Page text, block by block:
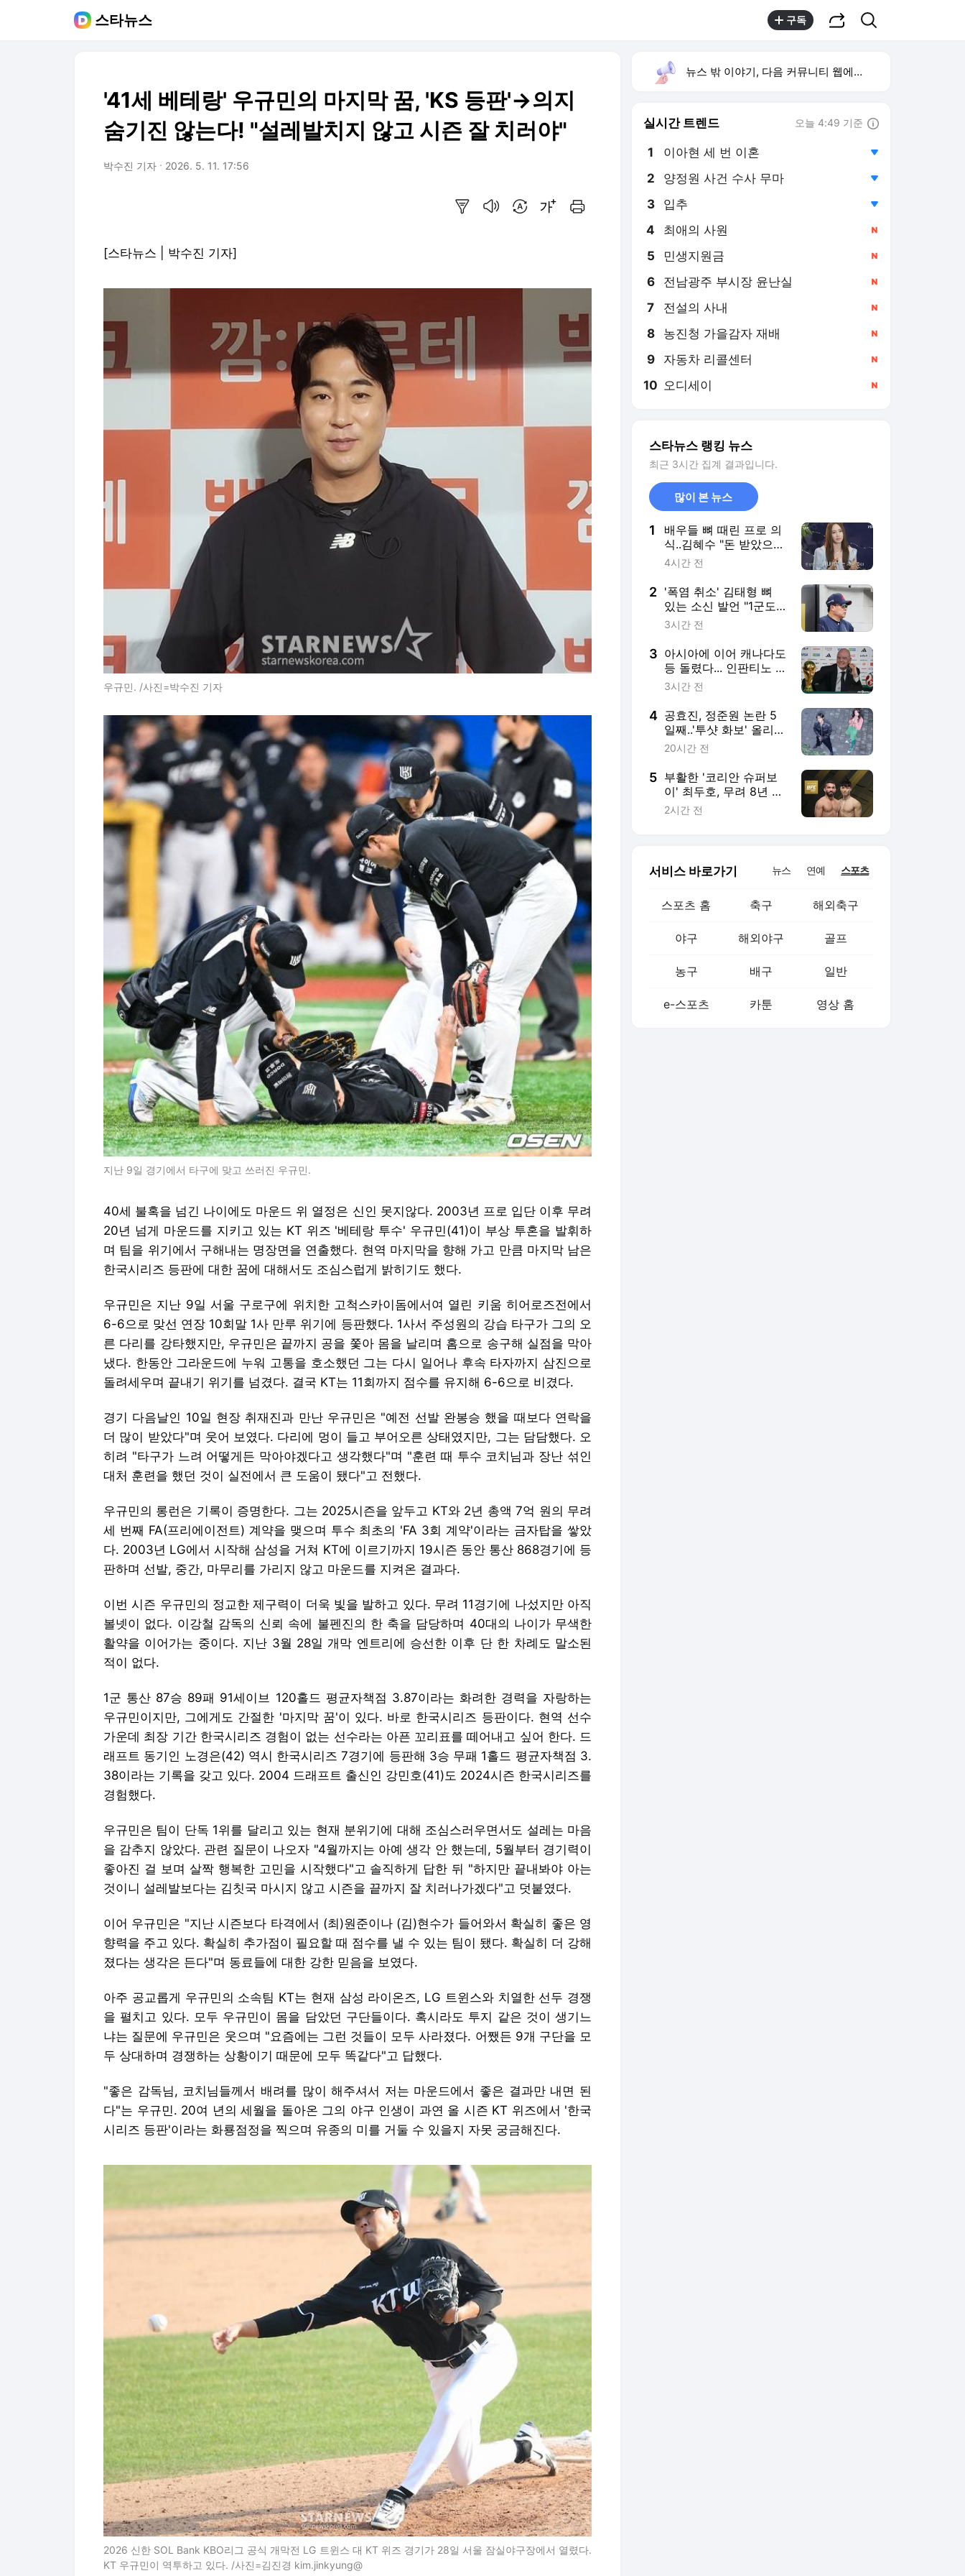
스타뉴스 구독
'41세 베테랑' 우규민의 마지막 꿈, 'KS 등판'→의지
숨기진 않는다! "설레발치지 않고 시즌 잘 치러야"
박수진 기자 2026. 5. 11. 17:56
[스타뉴스 | 박수진 기자]
우규민. /사진=박수진 기자
지난 9일 경기에서 타구에 맞고 쓰러진 우규민.
40세 불혹을 넘긴 나이에도 마운드 위 열정은 신인 못지않다. 2003년 프로 입단 이후 무려
20년 넘게 마운드를 지키고 있는 KT 위즈 '베테랑 투수' 우규민(41)이 부상 투혼을 발휘하
며 팀을 위기에서 구해내는 명장면을 연출했다. 현역 마지막을 향해 가고 만큼 마지막 남은
한국시리즈 등판에 대한 꿈에 대해서도 조심스럽게 밝히기도 했다.
우규민은 지난 9일 서울 구로구에 위치한 고척스카이돔에서여 열린 키움 히어로즈전에서
6-6으로 맞선 연장 10회말 1사 만루 위기에 등판했다. 1사서 주성원의 강습 타구가 그의 오
른 다리를 강타했지만, 우규민은 끝까지 공을 쫓아 몸을 날리며 홈으로 송구해 실점을 막아
냈다. 한동안 그라운드에 누워 고통을 호소했던 그는 다시 일어나 후속 타자까지 삼진으로
돌려세우며 끝내기 위기를 넘겼다. 결국 KT는 11회까지 점수를 유지해 6-6으로 비겼다.
경기 다음날인 10일 현장 취재진과 만난 우규민은 "예전 선발 완봉승 했을 때보다 연락을
더 많이 받았다"며 웃어 보였다. 다리에 멍이 들고 부어오른 상태였지만, 그는 담담했다. 오
히려 "타구가 느려 어떻게든 막아야겠다고 생각했다"며 "훈련 때 투수 코치님과 장난 섞인
대처 훈련을 했던 것이 실전에서 큰 도움이 됐다"고 전했다.
우규민의 롱런은 기록이 증명한다. 그는 2025시즌을 앞두고 KT와 2년 총액 7억 원의 무려
세 번째 FA(프리에이전트) 계약을 맺으며 투수 최초의 'FA 3회 계약'이라는 금자탑을 쌓았
다. 2003년 LG에서 시작해 삼성을 거쳐 KT에 이르기까지 19시즌 동안 통산 868경기에 등
판하며 선발, 중간, 마무리를 가리지 않고 마운드를 지켜온 결과다.
이번 시즌 우규민의 정교한 제구력이 더욱 빛을 발하고 있다. 무려 11경기에 나섰지만 아직
볼넷이 없다. 이강철 감독의 신뢰 속에 불펜진의 한 축을 담당하며 40대의 나이가 무색한
활약을 이어가는 중이다. 지난 3월 28일 개막 엔트리에 승선한 이후 단 한 차례도 말소된
적이 없다.
1군 통산 87승 89패 91세이브 120홀드 평균자책점 3.87이라는 화려한 경력을 자랑하는
우규민이지만, 그에게도 간절한 '마지막 꿈'이 있다. 바로 한국시리즈 등판이다. 현역 선수
가운데 최장 기간 한국시리즈 경험이 없는 선수라는 아픈 꼬리표를 떼어내고 싶어 한다. 드
래프트 동기인 노경은(42) 역시 한국시리즈 7경기에 등판해 3승 무패 1홀드 평균자책점 3.
38이라는 기록을 갖고 있다. 2004 드래프트 출신인 강민호(41)도 2024시즌 한국시리즈를
경험했다.
우규민은 팀이 단독 1위를 달리고 있는 현재 분위기에 대해 조심스러우면서도 설레는 마음
을 감추지 않았다. 관련 질문이 나오자 "4월까지는 아예 생각 안 했는데, 5월부터 경기력이
좋아진 걸 보며 살짝 행복한 고민을 시작했다"고 솔직하게 답한 뒤 "하지만 끝내봐야 아는
것이니 설레발보다는 김칫국 마시지 않고 시즌을 끝까지 잘 치러나가겠다"고 덧붙였다.
이어 우규민은 "지난 시즌보다 타격에서 (최)원준이나 (김)현수가 들어와서 확실히 좋은 영
향력을 주고 있다. 확실히 추가점이 필요할 때 점수를 낼 수 있는 팀이 됐다. 확실히 더 강해
졌다는 생각은 든다"며 동료들에 대한 강한 믿음을 보였다.
아주 공교롭게 우규민의 소속팀 KT는 현재 삼성 라이온즈, LG 트윈스와 치열한 선두 경쟁
을 펼치고 있다. 모두 우규민이 몸을 담았던 구단들이다. 혹시라도 투지 같은 것이 생기느
냐는 질문에 우규민은 웃으며 "요즘에는 그런 것들이 모두 사라졌다. 어쨌든 9개 구단을 모
두 상대하며 경쟁하는 상황이기 때문에 모두 똑같다"고 답했다.
"좋은 감독님, 코치님들께서 배려를 많이 해주셔서 저는 마운드에서 좋은 결과만 내면 된
다"는 우규민. 20여 년의 세월을 돌아온 그의 야구 인생이 과연 올 시즌 KT 위즈에서 '한국
시리즈 등판'이라는 화룡점정을 찍으며 유종의 미를 거둘 수 있을지 자못 궁금해진다.
2026 신한 SOL Bank KBO리그 공식 개막전 LG 트윈스 대 KT 위즈 경기가 28일 서울 잠실야구장에서 열렸다.
KT 우규민이 역투하고 있다. /사진=김진경 kim.jinkyung@
뉴스 밖 이야기, 다음 커뮤니티 웹에서 보기
실시간 트렌드 오늘 4:49 기준
1 이아현 세 번 이혼
2 양정원 사건 수사 무마
3 입추
4 최애의 사원
5 민생지원금
6 전남광주 부시장 윤난실
7 전설의 사내
8 농진청 가을감자 재배
9 자동차 리콜센터
10 오디세이
스타뉴스 랭킹 뉴스
최근 3시간 집계 결과입니다.
많이 본 뉴스
1
배우들 뼈 때린 프로 의
식..김혜수 "돈 받았으면
'익스큐즈' 없다, 내 몫
4시간 전
2 '폭염 취소' 김태형 뼈
있는 소신 발언 "1군도 2
군도 경기수 자체가 너
3시간 전
3 아시아에 이어 캐나다도
등 돌렸다... 인판티노 독
단 운영에 "신뢰 못해"→
3시간 전
4 공효진, 정준원 논란 5
일째..'투샷 화보' 올리며
'묵묵히 응원' [스타이
20시간 전
5 부활한 '코리안 슈퍼보
이' 최두호, 무려 8년 만
에 UFC 랭킹 재진입 도
2시간 전
서비스 바로가기 뉴스 연예 스포츠
스포츠 홈 축구 해외축구
야구 해외야구 골프
농구 배구 일반
e-스포츠 카툰 영상 홈